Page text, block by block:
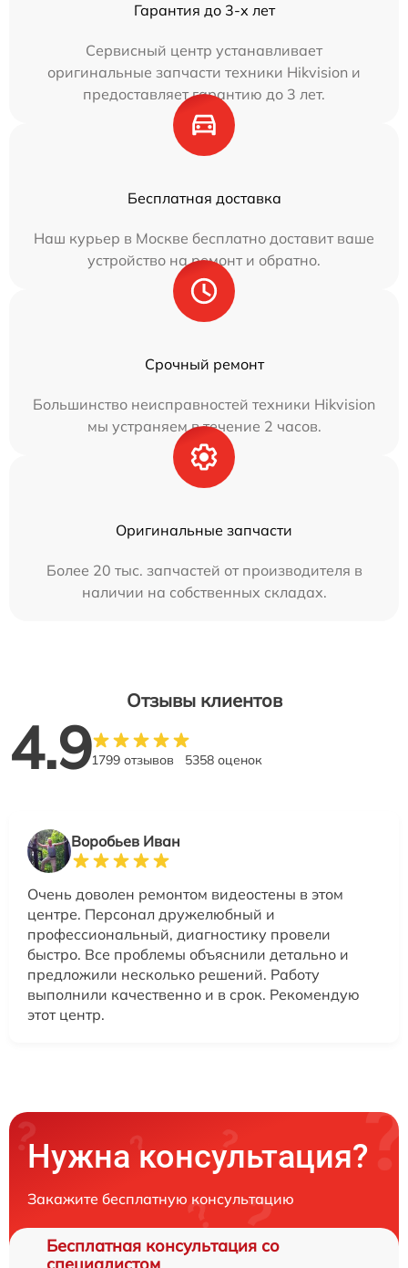
Гарантия до 3-х лет
Сервисный центр устанавливает
оригинальные запчасти техники Hikvision и
предоставляет гарантию до 3 лет.
Бесплатная доставка
Наш курьер в Москве бесплатно доставит ваше
устройство на ремонт и обратно.
Срочный ремонт
Большинство неисправностей техники Hikvision
мы устраняем в течение 2 часов.
Оригинальные запчасти
Более 20 тыс. запчастей от производителя в
наличии на собственных складах.
Отзывы клиентов
4.91799 отзывов 5358 оценок
Воробьев Иван
Очень доволен ремонтом видеостены в этом
центре. Персонал дружелюбный и
профессиональный, диагностику провели
быстро. Все проблемы объяснили детально и
предложили несколько решений. Работу
выполнили качественно и в срок. Рекомендую
этот центр.
Нужна консультация?
Закажите бесплатную консультацию
Бесплатная консультация со